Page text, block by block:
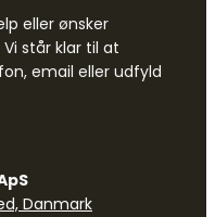
eller ønsker
står klar til at
email eller udfyld
Danmark